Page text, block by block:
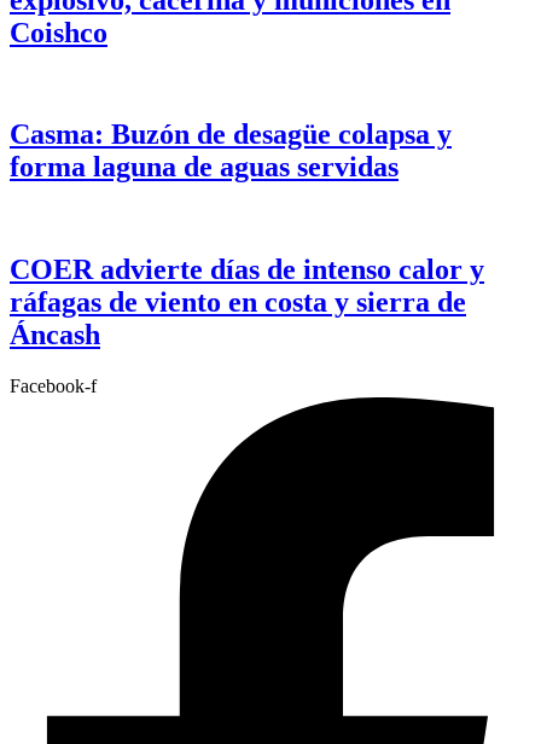
Coishco
Casma: Buzón de desagüe colapsa y
forma laguna de aguas servidas
COER advierte días de intenso calor y
ráfagas de viento en costa y sierra de
Áncash
Facebook-f